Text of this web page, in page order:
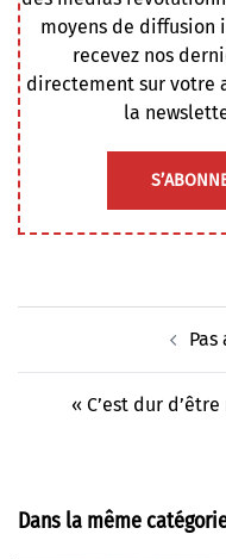
moyens de diffusion
recevez nos
directement sur votre
la
Pas
« C’est dur
Dans la même